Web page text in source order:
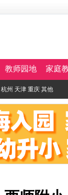
教师园地 家庭
杭州 天津 重庆 其他